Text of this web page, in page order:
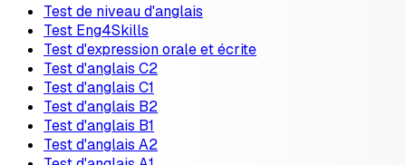
Test de niveau d'anglais
Test Eng4Skills
Test d'expression orale et écrite
Test d'anglais C2
Test d'anglais C1
Test d'anglais B2
Test d'anglais B1
Test d'anglais A2